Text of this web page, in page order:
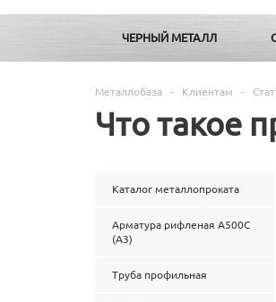
ЧЕРНЫЙ МЕТАЛЛ
Металлобаза - Клиентам -
Что такое
Каталог металлопроката
Арматура рифленая А500С
(А3)
Труба профильная